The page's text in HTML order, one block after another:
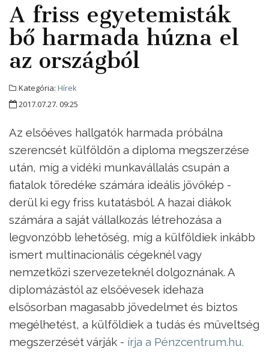
A friss egyetemisták
bő harmada húzna el
az országból
Kategória: Hírek
2017.07.27. 09:25
Az elsőéves hallgatók harmada próbálna
szerencsét külföldön a diploma megszerzése
után, míg a vidéki munkavállalás csupán a
fiatalok töredéke számára ideális jövőkép -
derül ki egy friss kutatásból. A hazai diákok
számára a saját vállalkozás létrehozása a
legvonzóbb lehetőség, míg a külföldiek inkább
ismert multinacionális cégeknél vagy
nemzetközi szervezeteknél dolgoznának. A
diplomázástól az elsőévesek idehaza
elsősorban magasabb jövedelmet és biztos
megélhetést, a külföldiek a tudás és műveltség
megszerzését várják - írja a Pénzcentrum.hu.